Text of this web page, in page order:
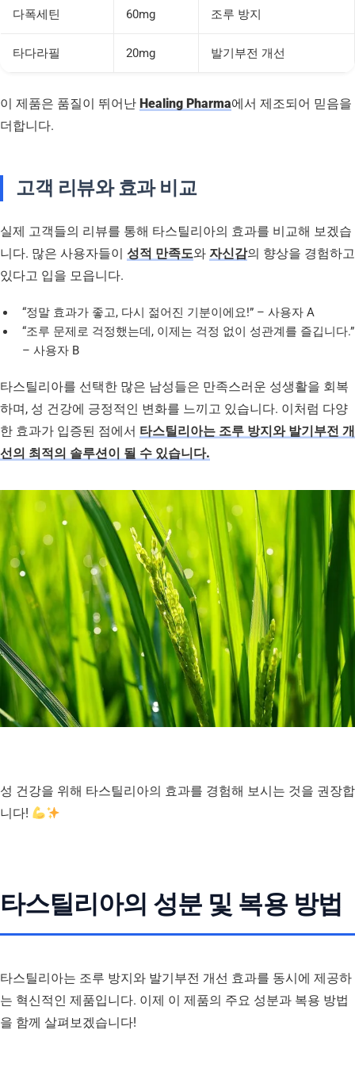
다폭세틴 60mg 조루 방지
타다라필 20mg 발기부전 개선
이 제품은 품질이 뛰어난 Healing Pharma에서 제조되어 믿음을
더합니다.
고객 리뷰와 효과 비교
실제 고객들의 리뷰를 통해 타스틸리아의 효과를 비교해 보겠습
니다. 많은 사용자들이 성적 만족도와 자신감의 향상을 경험하고
있다고 입을 모읍니다.
“정말 효과가 좋고, 다시 젊어진 기분이에요!” – 사용자 A
“조루 문제로 걱정했는데, 이제는 걱정 없이 성관계를 즐깁니다.”
– 사용자 B
타스틸리아를 선택한 많은 남성들은 만족스러운 성생활을 회복
하며, 성 건강에 긍정적인 변화를 느끼고 있습니다. 이처럼 다양
한 효과가 입증된 점에서 타스틸리아는 조루 방지와 발기부전 개
선의 최적의 솔루션이 될 수 있습니다.
성 건강을 위해 타스틸리아의 효과를 경험해 보시는 것을 권장합
니다!
타스틸리아의 성분 및 복용 방법
타스틸리아는 조루 방지와 발기부전 개선 효과를 동시에 제공하
는 혁신적인 제품입니다. 이제 이 제품의 주요 성분과 복용 방법
을 함께 살펴보겠습니다!